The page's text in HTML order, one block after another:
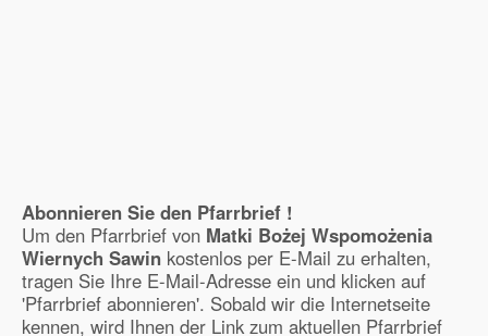
Abonnieren Sie den Pfarrbrief !
Um den Pfarrbrief von Matki Bożej Wspomożenia
Wiernych Sawin kostenlos per E-Mail zu erhalten,
tragen Sie Ihre E-Mail-Adresse ein und klicken auf
'Pfarrbrief abonnieren'. Sobald wir die Internetseite
kennen, wird Ihnen der Link zum aktuellen Pfarrbrief